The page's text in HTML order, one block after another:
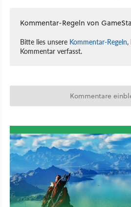
Kommentar-Regeln von
Bitte lies unsere Kommentar-Regeln,
Kommentar verfasst.
Kommentare